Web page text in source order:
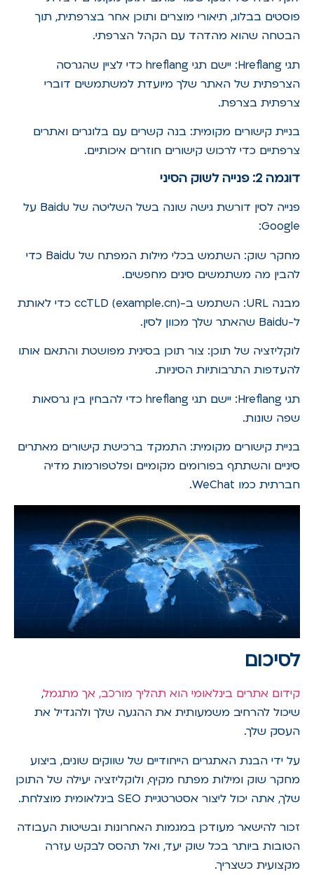
פוסטים בבלוג, תיאורי מוצרים ותוכן אחר בצרפתית, תוך
הבטחה שהוא מהדהד עם הקהל הצרפתי.
תגי Hreflang: יישם תגי hreflang כדי לציין שהגרסה
הצרפתית של האתר שלך מיועדת למשתמשים דוברי
צרפתית בצרפת.
בניית קישורים מקומית: בנה קשרים עם בלוגרים ואתרים
צרפתיים כדי לרכוש קישורים חוזרים איכותיים.
דוגמה 2: פנייה לשוק הסיני
פנייה לסין דורשת גישה שונה בשל השליטה של Baidu על
Google:
מחקר שוק: השתמש בכלי מילות המפתח של Baidu כדי
להבין מה משתמשים סינים מחפשים.
מבנה URL: השתמש ב-ccTLD (example.cn) כדי לאותת
ל-Baidu שהאתר שלך מכוון לסין.
לוקליזציה של תוכן: צור תוכן בסינית מפושטת והתאם אותו
להעדפות התרבותיות הסיניות.
תגי Hreflang: יישם תגי hreflang כדי להבחין בין גרסאות
שפה שונות.
בניית קישורים מקומית: התמקד ברכישת קישורים מאתרים
סיניים והשתתף בפורומים מקומיים ופלטפורמות מדיה
חברתית כמו WeChat.
לסיכום
קידום אתרים בינלאומי הוא תהליך מורכב, אך מתגמל,
שיכול להרחיב משמעותית את ההגעה שלך ולהגדיל את
העסק שלך.
על ידי הבנת האתגרים הייחודיים של שווקים שונים, ביצוע
מחקר שוק ומילות מפתח מקיף, ולוקליזציה יעילה של התוכן
שלך, אתה יכול ליצור אסטרטגיית SEO בינלאומית מוצלחת.
זכור להישאר מעודכן במגמות האחרונות ובשיטות העבודה
הטובות ביותר בכל שוק יעד, ואל תהסס לבקש עזרה
מקצועית כשצריך.